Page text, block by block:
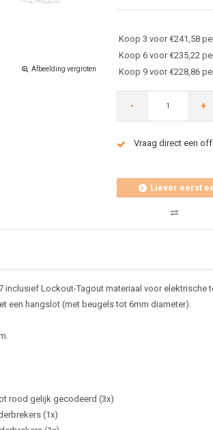
Afbeelding vergroten
Koop 3 voor €241,58
Koop 6 voor €235,22
Koop 9 voor €228,86
- +
Vraag direct een
Liever eerst
inclusief Lockout-Tagout materiaal voor elektrische
een hangslot (met beugels tot 6mm diameter).
rood gelijk gecodeerd (3x)
(1x)